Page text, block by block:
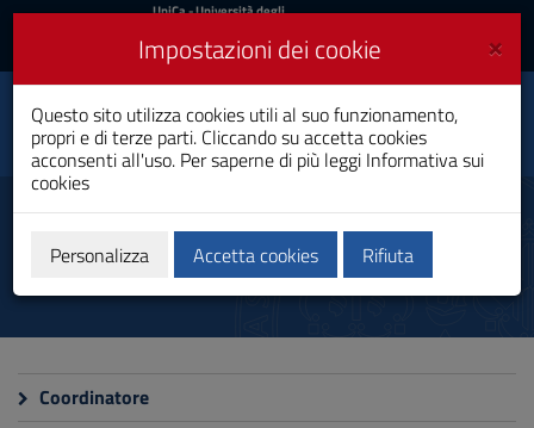
Vai
al
navigazione
sito
al
Footer
UniCa
Accedi
UniCa- Università degli
Accedi UniCA News
Toggle
navigation
Ingegneria delle
Tecnologie per Internet
Laurea Magistrale
Organizzazione
Coordinatore
×
Impostazioni dei cookie
Questo sito utilizza cookies utili al suo funzionamento,
propri e di terze parti. Cliccando su accetta cookies
acconsenti all'uso. Per saperne di più leggi Informativa sui
cookies
Personalizza Accetta cookies Rifiuta